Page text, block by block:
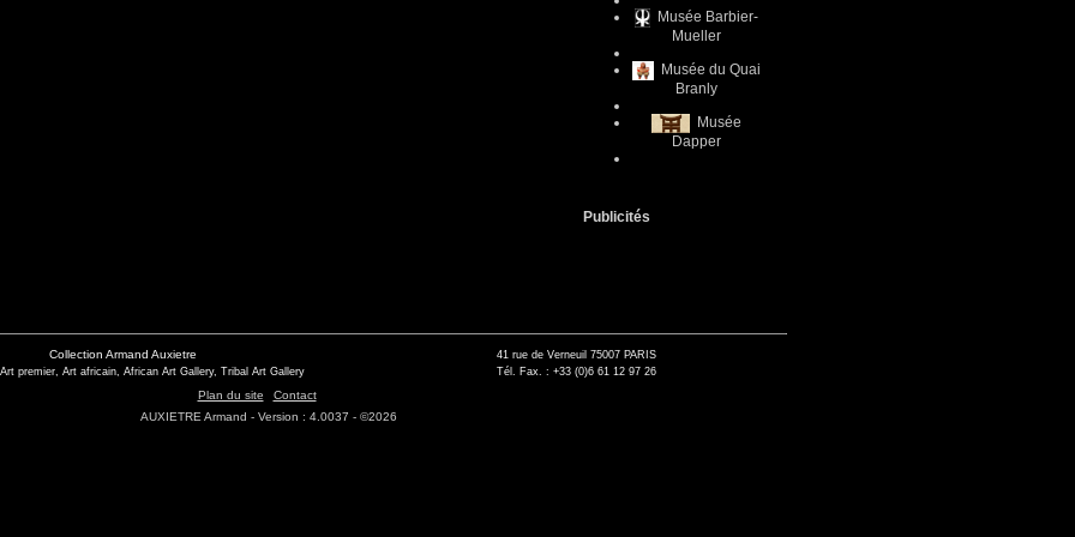
Musée Barbier-
Mueller
Musée du Quai
Branly
Musée
Dapper
Publicités
Collection Armand Auxietre
premier, Art africain, African Art Gallery, Tribal Art Gallery
41 rue de Verneuil 75007 PARIS
Tél. Fax. : +33 (0)6 61 12 97 26
Plan du site
Contact
AUXIETRE Armand - Version : 4.0037 - ©2026